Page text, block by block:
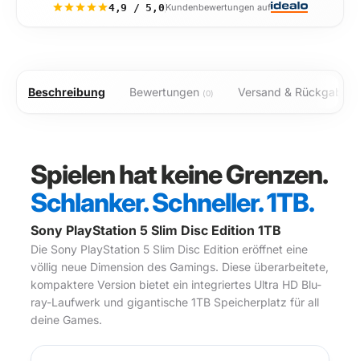
4,9 / 5,0 Kundenbewertungen auf
Beschreibung Bewertungen (0) Versand & Rückgabe
Spielen hat keine Grenzen.
Schlanker. Schneller. 1TB.
Sony PlayStation 5 Slim Disc Edition 1TB
Die Sony PlayStation 5 Slim Disc Edition eröffnet eine
völlig neue Dimension des Gamings. Diese überarbeitete,
kompaktere Version bietet ein integriertes Ultra HD Blu-
ray-Laufwerk und gigantische 1TB Speicherplatz für all
deine Games.
Die Sony PlayStation 5 Slim Disc Edition (1TB, Weiß)